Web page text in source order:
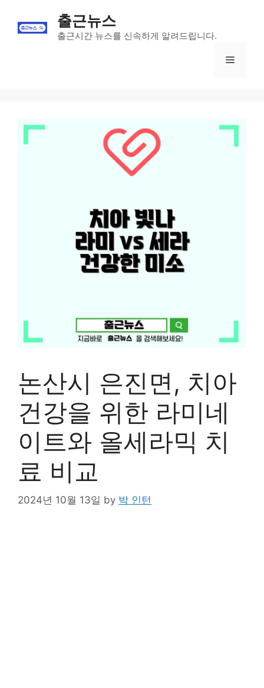
content
출근뉴스
출근시간 뉴스를 신속하게 알려드립니다.
Menu
논산시 은진면, 치아
건강을 위한 라미네
이트와 올세라믹 치
료 비교
2024년 10월 13일 by 박 인턴